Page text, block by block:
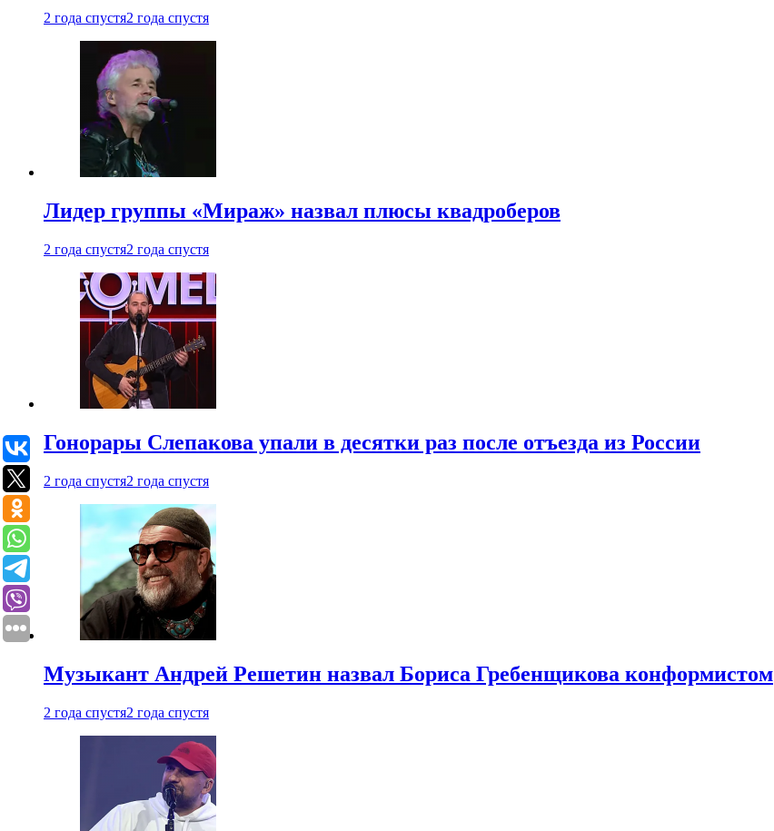
2 года спустя2 года спустя
Лидер группы «Мираж» назвал плюсы квадроберов
2 года спустя2 года спустя
Гонорары Слепакова упали в десятки раз после отъезда из России
2 года спустя2 года спустя
Музыкант Андрей Решетин назвал Бориса Гребенщикова конформистом
2 года спустя2 года спустя